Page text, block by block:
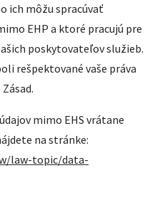
ich môžu spracúvať
EHP a ktoré pracujú pre
poskytovateľov služieb.
rešpektované vaše práva
mimo EHS vrátane
na stránke:
law-topic/data-